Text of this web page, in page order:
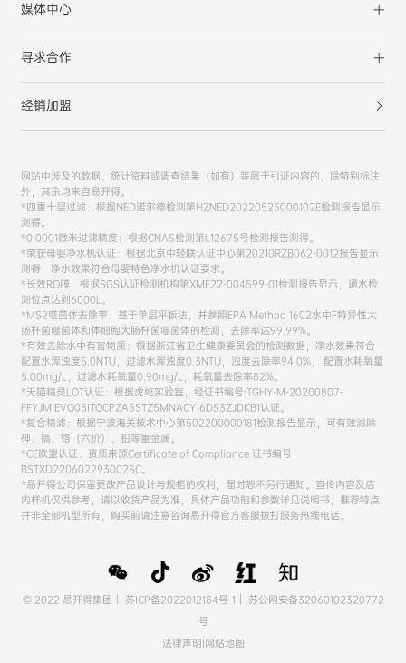
媒体中心
寻求合作
经销加盟
网站中涉及的数据、统计资料或调查结果（如有）等属于引证内容的，除特别标注
外，其余均来自易开得。
*四重十层过滤：根据NED诺尔德检测第HZNED20220525000102E检测报告显示
测得。
*0.0001微米过滤精度：根据CNAS检测第L12675号检测报告测得。
*荣获母婴净水机认证：根据北京中轻联认证中心第20210RZB062-0012报告显示
测得，净水效果符合母婴特色净水机认证要求。
*长效RO膜：根据SGS认证检测机构第XMF22-004599-01检测报告显示，通水检
测位点达到6000L。
*MS2噬菌体去除率：基于单层平板法，并参照EPA Method 1602水中F特异性大
肠杆菌噬菌体和体细胞大肠杆菌噬菌体的检测，去除率达99.99%。
*有效去除水中有害物质：根据浙江省卫生健康委员会的检测数据，净水效果符合
配置水浑浊度5.0NTU，过滤水浑浊度0.3NTU，浊度去除率94.0%， 配置水耗氧量
5.00mg/L，过滤水耗氧量0.90mg/L，耗氧量去除率82%。
*天猫精灵LOT认证：根据虎屹实验室，经证书编号:TGHY-M-20200807-
FFYJMIEVO08ITQCPZA5STZ5MNACY16D53ZJDKB1认证。
*复合精滤：根据宁波海关技术中心第502200000181检测报告显示，可有效滤除
砷、镉、铬（六价）、铅等重金属。
*CE欧盟认证：资质来源Certificate of Compliance 证书编号
BSTXD220602293002SC。
*易开得公司保留更改产品设计与规格的权利，届时恕不另行通知。宣传内容及店
内样机仅供参考，请以收货产品为准，具体产品功能和参数详见说明书；推荐特点
并非全部机型所有，购买前请注意咨询易开得官方客服拨打服务热线电话。
© 2022 易开得集团｜ 苏ICP备2022012184号-1 ｜ 苏公网安备32060102320772
号
法律声明|网站地图